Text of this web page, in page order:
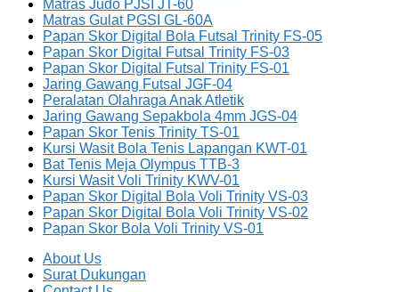
Matras Judo PJSI JT-60
Matras Gulat PGSI GL-60A
Papan Skor Digital Bola Futsal Trinity FS-05
Papan Skor Digital Futsal Trinity FS-03
Papan Skor Digital Futsal Trinity FS-01
Jaring Gawang Futsal JGF-04
Peralatan Olahraga Anak Atletik
Jaring Gawang Sepakbola 4mm JGS-04
Papan Skor Tenis Trinity TS-01
Kursi Wasit Bola Tenis Lapangan KWT-01
Bat Tenis Meja Olympus TTB-3
Kursi Wasit Voli Trinity KWV-01
Papan Skor Digital Bola Voli Trinity VS-03
Papan Skor Digital Bola Voli Trinity VS-02
Papan Skor Bola Voli Trinity VS-01
About Us
Surat Dukungan